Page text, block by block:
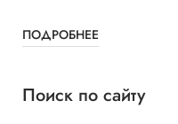
ПОДРОБНЕЕ
Поиск по сайту